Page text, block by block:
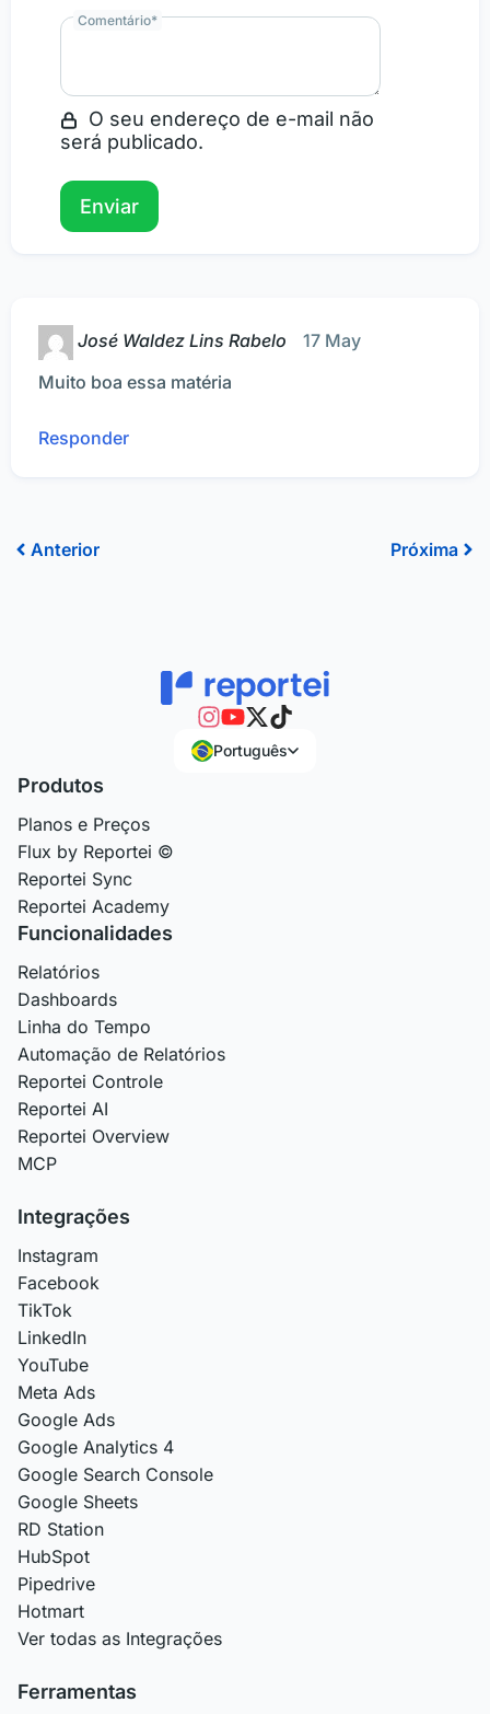
Comentário*
O seu endereço de e-mail não
será publicado.
José Waldez Lins Rabelo
17 May
Muito boa essa matéria
Responder
Anterior
Anterior Próxima
Português
Produtos
Planos e Preços
Flux by Reportei ©
Reportei Sync
Reportei Academy
Funcionalidades
Relatórios
Dashboards
Linha do Tempo
Automação de Relatórios
Reportei Controle
Reportei AI
Reportei Overview
MCP
Integrações
Instagram
Facebook
TikTok
LinkedIn
YouTube
Meta Ads
Google Ads
Google Analytics 4
Google Search Console
Google Sheets
RD Station
HubSpot
Pipedrive
Hotmart
Ver todas as Integrações
Ferramentas